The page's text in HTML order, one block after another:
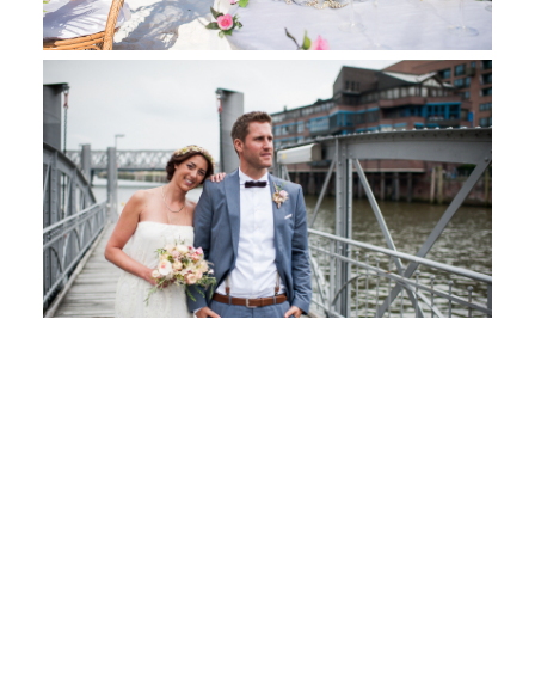
Seychellen
journal ansehen
Hochzeit
Standesamt